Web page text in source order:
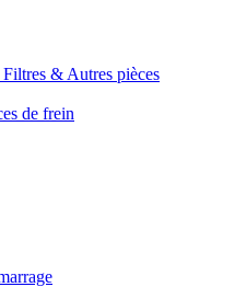
& Autres pièces
de frein